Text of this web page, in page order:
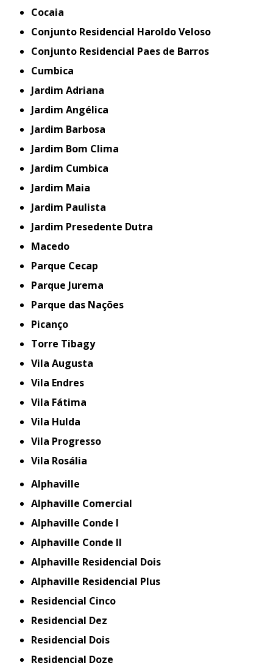
Cocaia
Conjunto Residencial Haroldo Veloso
Conjunto Residencial Paes de Barros
Cumbica
Jardim Adriana
Jardim Angélica
Jardim Barbosa
Jardim Bom Clima
Jardim Cumbica
Jardim Maia
Jardim Paulista
Jardim Presedente Dutra
Macedo
Parque Cecap
Parque Jurema
Parque das Nações
Picanço
Torre Tibagy
Vila Augusta
Vila Endres
Vila Fátima
Vila Hulda
Vila Progresso
Vila Rosália
Alphaville
Alphaville Comercial
Alphaville Conde I
Alphaville Conde II
Alphaville Residencial Dois
Alphaville Residencial Plus
Residencial Cinco
Residencial Dez
Residencial Dois
Residencial Doze